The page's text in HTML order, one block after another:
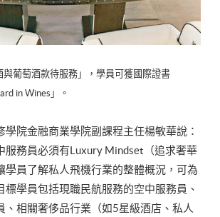
與葡萄酒款待服務」，學員可獲國際證書
in Wines」。
學院金融商業學院副課程主任楊敏華說：
服務員必須有Luxury Mindset（追求奢華
學員了解私人飛機行業的整體概況，可為
標學員包括現職民航服務的空中服務員、
、相關奢侈品行業（如5星級酒店、私人